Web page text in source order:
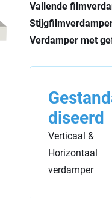
Vallende
Verdamper met
diseerd
Verticaal &
Horizontaal
verdamper